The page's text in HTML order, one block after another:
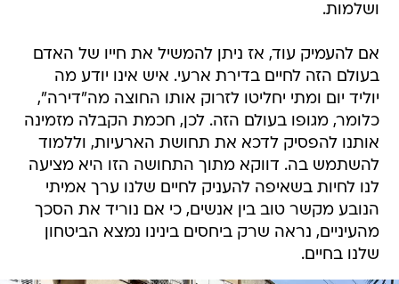
ושלמות.
אם להעמיק עוד, אז ניתן להמשיל את חייו של האדם
בעולם הזה לחיים בדירת ארעי. איש אינו יודע מה
יוליד יום ומתי יחליטו לזרוק אותו החוצה מה"דירה",
כלומר, מגופו בעולם הזה. לכן, חכמת הקבלה מזמינה
אותנו להפסיק לדכא את תחושת הארעיות, וללמוד
להשתמש בה. דווקא מתוך התחושה הזו היא מציעה
לנו לחיות בשאיפה להעניק לחיים שלנו ערך אמיתי
הנובע מקשר טוב בין אנשים, כי אם נוריד את הסכך
מהעיניים, נראה שרק ביחסים בינינו נמצא הביטחון
שלנו בחיים.